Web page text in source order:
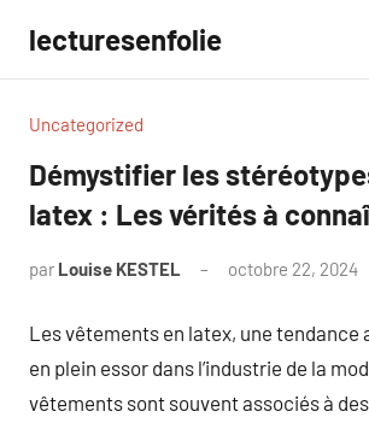
contenu
lecturesenfolie
Uncategorized
Démystifier les
latex : Les vérités à
par Louise KESTEL octobre 22, 2024
Les vêtements en latex, une tendance
en plein essor dans l’industrie de la
vêtements sont souvent associés à